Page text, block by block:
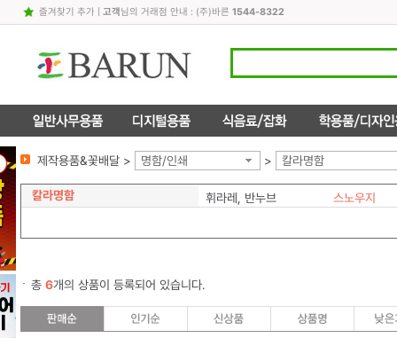
즐겨찾기 추가| 고객님의 거래점 안내 : (주)바른 1544-8322
제작용품&꽃배달 > 명함/인쇄 > 칼라명함
칼라명함 휘라레, 반누브 스노우지
총 6개의 상품이 등록되어 있습니다.